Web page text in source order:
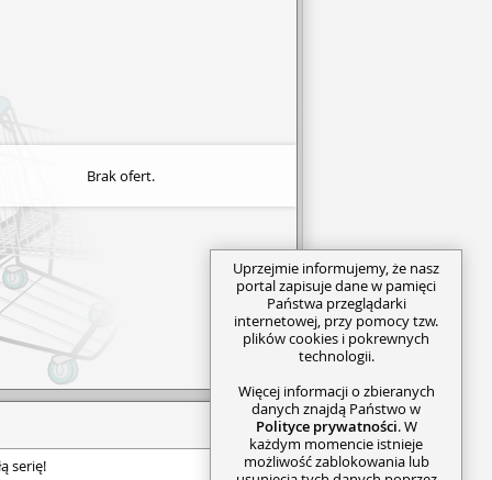
Brak ofert.
serię!
Uprzejmie informujemy, że nasz
portal zapisuje dane w pamięci
Państwa przeglądarki
internetowej, przy pomocy tzw.
plików cookies i pokrewnych
technologii.
Więcej informacji o zbieranych
danych znajdą Państwo w
Polityce prywatności. W
każdym momencie istnieje
możliwość zablokowania lub